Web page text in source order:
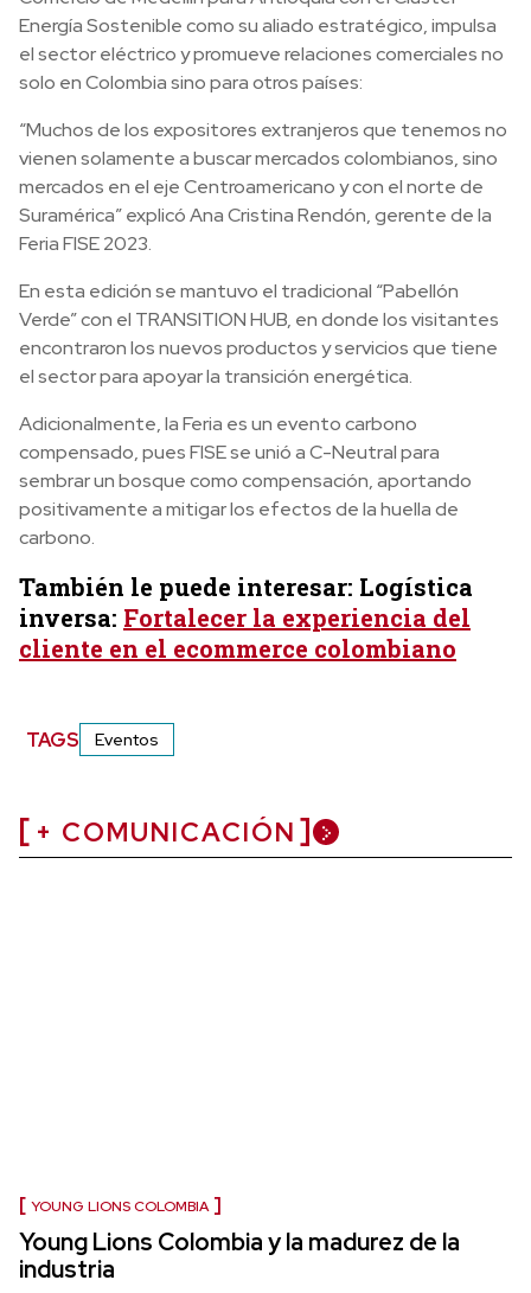
Energía Sostenible como su aliado estratégico, impulsa
el sector eléctrico y promueve relaciones comerciales no
solo en Colombia sino para otros países:
“Muchos de los expositores extranjeros que tenemos no
vienen solamente a buscar mercados colombianos, sino
mercados en el eje Centroamericano y con el norte de
Suramérica” explicó Ana Cristina Rendón, gerente de la
Feria FISE 2023.
En esta edición se mantuvo el tradicional “Pabellón
Verde” con el TRANSITION HUB, en donde los visitantes
encontraron los nuevos productos y servicios que tiene
el sector para apoyar la transición energética.
Adicionalmente, la Feria es un evento carbono
compensado, pues FISE se unió a C-Neutral para
sembrar un bosque como compensación, aportando
positivamente a mitigar los efectos de la huella de
carbono.
También le puede interesar: Logística
inversa: Fortalecer la experiencia del
cliente en el ecommerce colombiano
TAGS Eventos
+ COMUNICACIÓN
YOUNG LIONS COLOMBIA
Young Lions Colombia y la madurez de la
industria